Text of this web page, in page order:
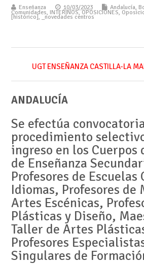
Enseñanza 10/03/2023 Andalucía,
Comunidades, INTERINOS,OPOSICIONES,
[histórico], _novedades centros
UGT ENSEÑANZA CASTILLA-LA
ANDALUCÍA
Se efectúa
procedimiento
ingreso en los Cuerpos
de Enseñanza
Profesores de Escuelas
Idiomas, Profesores de
Artes Escénicas,
Plásticas y Diseño,
Taller de Artes
Profesores
Singulares de